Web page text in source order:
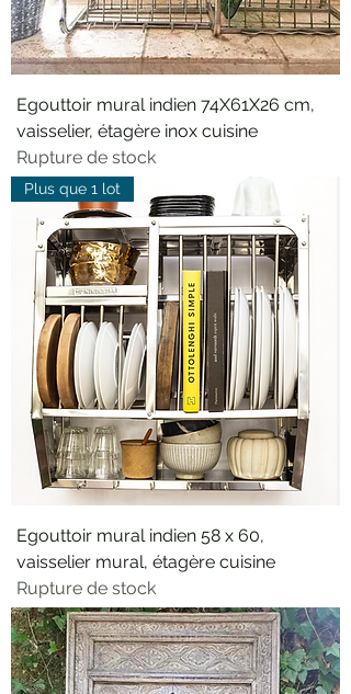
Egouttoir mural indien 74X61X26 cm,
vaisselier, étagère inox cuisine
Rupture de stock
Plus que 1 lot
Egouttoir mural indien 58 x 60,
vaisselier mural, étagère cuisine
Rupture de stock